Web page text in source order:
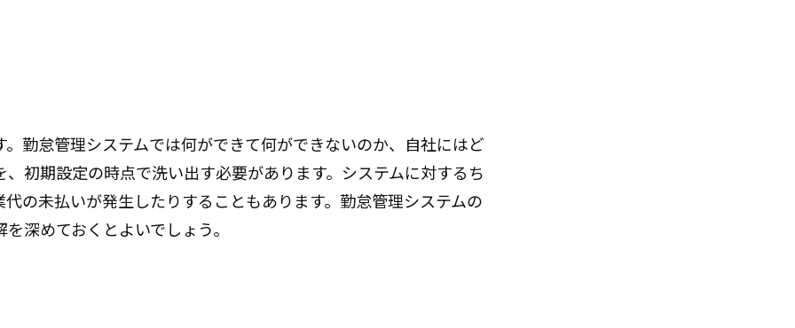
勤怠管理システムでは何ができて何ができないのか、自社にはど
初期設定の時点で洗い出す必要があります。システムに対するち
の未払いが発生したりすることもあります。勤怠管理システムの
深めておくとよいでしょう。